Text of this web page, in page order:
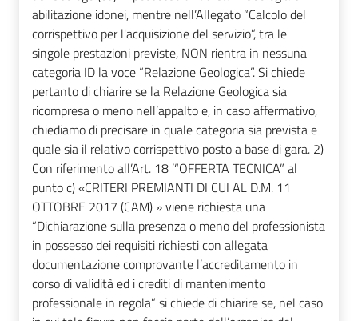
abilitazione idonei, mentre nell’Allegato “Calcolo del
corrispettivo per l'acquisizione del servizio”, tra le
singole prestazioni previste, NON rientra in nessuna
categoria ID la voce “Relazione Geologica”. Si chiede
pertanto di chiarire se la Relazione Geologica sia
ricompresa o meno nell’appalto e, in caso affermativo,
chiediamo di precisare in quale categoria sia prevista e
quale sia il relativo corrispettivo posto a base di gara. 2)
Con riferimento all’Art. 18 ’“OFFERTA TECNICA” al
punto c) «CRITERI PREMIANTI DI CUI AL D.M. 11
OTTOBRE 2017 (CAM) » viene richiesta una
“Dichiarazione sulla presenza o meno del professionista
in possesso dei requisiti richiesti con allegata
documentazione comprovante l’accreditamento in
corso di validità ed i crediti di mantenimento
professionale in regola” si chiede di chiarire se, nel caso